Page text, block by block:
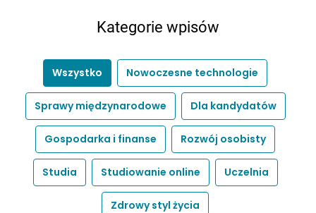
Kategorie wpisów
Wszystko Nowoczesne technologie
Sprawy międzynarodowe Dla kandydatów
Gospodarka i finanse Rozwój osobisty
Studia Studiowanie online Uczelnia
Zdrowy styl życia